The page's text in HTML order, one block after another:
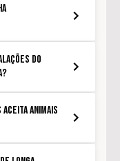
do
animais